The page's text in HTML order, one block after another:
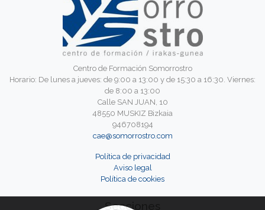
Centro de Formación Somorrostro
Horario: De lunes a jueves: de 9:00 a 13:00 y de 15:30 a 16:30. Viernes:
de 8:00 a 13:00
Calle SAN JUAN, 10
48550 MUSKIZ Bizkaia
946708194
cae@somorrostro.com
Política de privacidad
Aviso legal
Política de cookies
Secciones